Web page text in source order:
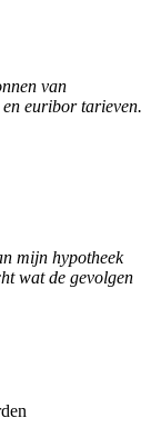
van
euribor tarieven.
mijn hypotheek
wat de gevolgen